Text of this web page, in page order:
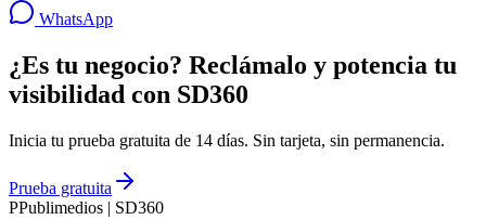
WhatsApp
¿Es tu negocio? Reclámalo y potencia tu
visibilidad con SD360
Inicia tu prueba gratuita de 14 días. Sin tarjeta, sin permanencia.
Prueba gratuita
PPublimedios | SD360